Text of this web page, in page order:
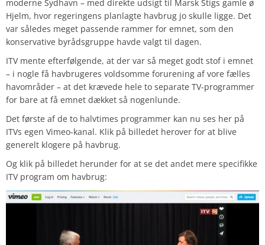
moderne Sydhavn – med direkte udsigt til Marsk Stigs gamle ø
Hjelm, hvor regeringens planlagte havbrug jo skulle ligge. Det
var således meget passende rammer for emnet, som den
konservative byrådsgruppe havde valgt til dagen.
ITV mente efterfølgende, at der var så meget godt stof i emnet
– i nogle få havbrugeres voldsomme forurening af vore fælles
havområder – at det krævede hele to separate TV-programmer
for bare at få emnet dækket så nogenlunde.
Det første af de to halvtimes programmer kan nu ses her på
ITVs egen Vimeo-kanal. Klik på billedet herover for at blive
generelt klogere på havbrug.
Og klik på billedet herunder for at se det andet mere specifikke
ITVprogram om havbrug: